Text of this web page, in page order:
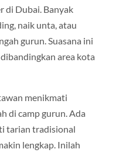
di Dubai. Banyak
naik unta, atau
gurun. Suasana ini
area kota
menikmati
di camp gurun. Ada
tarian tradisional
lengkap. Inilah